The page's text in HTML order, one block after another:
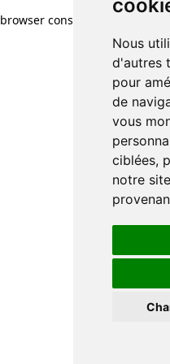
Nous
d'autres
pour
de
vous
ciblées,
notre
browser console for more